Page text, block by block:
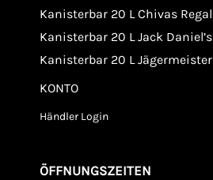
Kanisterbar 20 L Chivas Regal
Kanisterbar 20 L Jack Daniel’s
Kanisterbar 20 L Jägermeister
KONTO
Händler Login
ÖFFNUNGSZEITEN